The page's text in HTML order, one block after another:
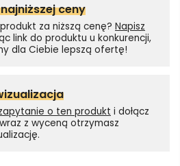
ceny
za niższą cenę? Napisz
link do produktu u konkurencji,
dla Ciebie lepszą ofertę!
o ten produkt i dołącz
z wyceną otrzymasz